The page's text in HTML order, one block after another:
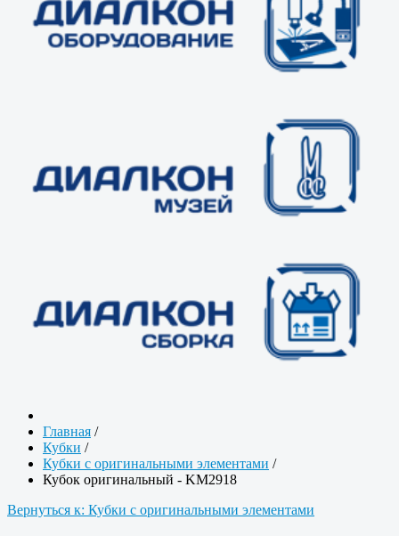
Главная /
Кубки /
Кубки с оригинальными элементами /
Кубок оригинальный - KM2918
Вернуться к: Кубки с оригинальными элементами